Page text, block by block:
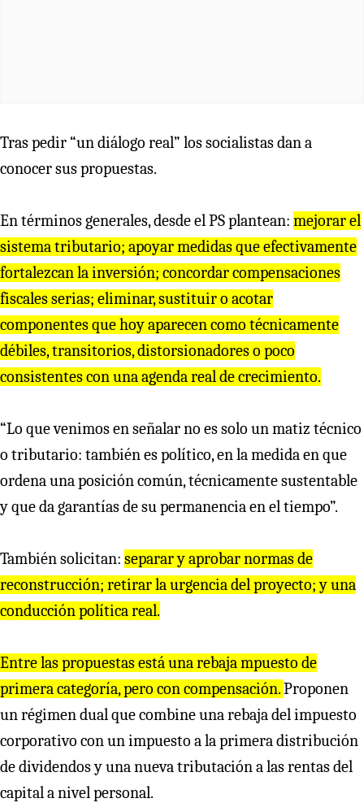
Tras pedir “un diálogo real” los socialistas dan a
conocer sus propuestas.
En términos generales, desde el PS plantean: mejorar el
sistema tributario; apoyar medidas que efectivamente
fortalezcan la inversión; concordar compensaciones
fiscales serias; eliminar, sustituir o acotar
componentes que hoy aparecen como técnicamente
débiles, transitorios, distorsionadores o poco
consistentes con una agenda real de crecimiento.
“Lo que venimos en señalar no es solo un matiz técnico
o tributario: también es político, en la medida en que
ordena una posición común, técnicamente sustentable
y que da garantías de su permanencia en el tiempo”.
También solicitan: separar y aprobar normas de
reconstrucción; retirar la urgencia del proyecto; y una
conducción política real.
Entre las propuestas está una rebaja mpuesto de
primera categoría, pero con compensación.Proponen
un régimen dual que combine una rebaja del impuesto
corporativo con un impuesto a la primera distribución
de dividendos y una nueva tributación a las rentas del
capital a nivel personal.